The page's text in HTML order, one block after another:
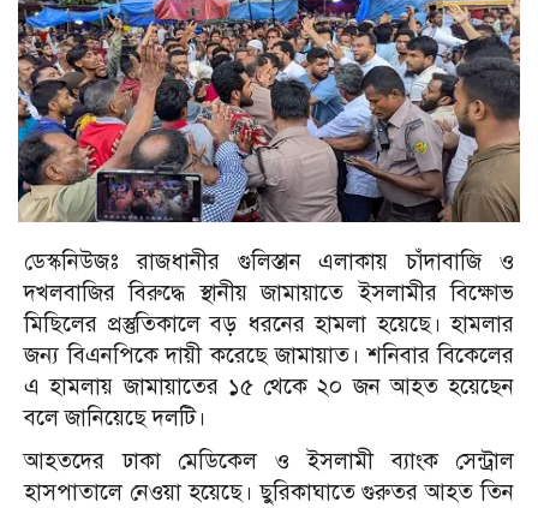
ডেস্কনিউজঃ রাজধানীর গুলিস্তান এলাকায় চাঁদাবাজি ও
দখলবাজির বিরুদ্ধে স্থানীয় জামায়াতে ইসলামীর বিক্ষোভ
মিছিলের প্রস্তুতিকালে বড় ধরনের হামলা হয়েছে। হামলার
জন্য বিএনপিকে দায়ী করেছে জামায়াত। শনিবার বিকেলের
এ হামলায় জামায়াতের ১৫ থেকে ২০ জন আহত হয়েছেন
বলে জানিয়েছে দলটি।
আহতদের ঢাকা মেডিকেল ও ইসলামী ব্যাংক সেন্ট্রাল
হাসপাতালে নেওয়া হয়েছে। ছুরিকাঘাতে গুরুতর আহত তিন